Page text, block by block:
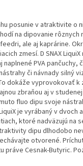
posunie v atraktivite o
na dipovanie rôznych
ale aj kaprárine.
zmesí. D SNAX
PVA pančuchy,
či návnady silný
dokáže vyprovokovať k
zbraňou aj v
fluo dipu svoje
je vyrábaný v dvoch
ktoré nadväzujú na
dipu dlhodobo
otvorené.
Cesnak-Butyric.